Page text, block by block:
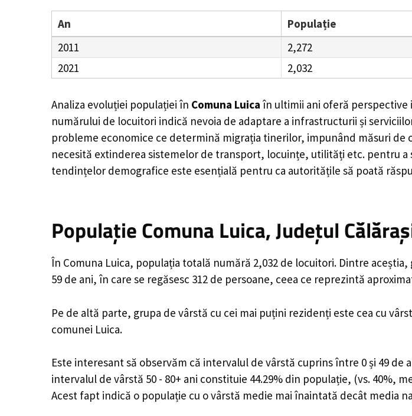
An Populație
2011
2,272
2021
2,032
Analiza evoluției populației în Comuna Luica în ultimii ani oferă perspective
numărului de locuitori indică nevoia de adaptare a infrastructurii și
probleme economice ce determină migrația tinerilor, impunând măsuri de
necesită extinderea sistemelor de transport, locuințe, utilități etc. pentru
tendințelor demografice este esențială pentru ca autoritățile să poată
Populație Comuna Luica, Județul
În Comuna Luica, populația totală numără 2,032 de locuitori. Dintre
59 de ani, în care se regăsesc 312 de persoane, ceea ce reprezintă
Pe de altă parte, grupa de vârstă cu cei mai puțini rezidenți este cea cu
comunei Luica.
Este interesant să observăm că intervalul de vârstă cuprins între 0 și 49
intervalul de vârstă 50 - 80+ ani constituie 44.29% din populație, (vs. 40%,
Acest fapt indică o populație cu o vârstă medie mai înaintată decât media